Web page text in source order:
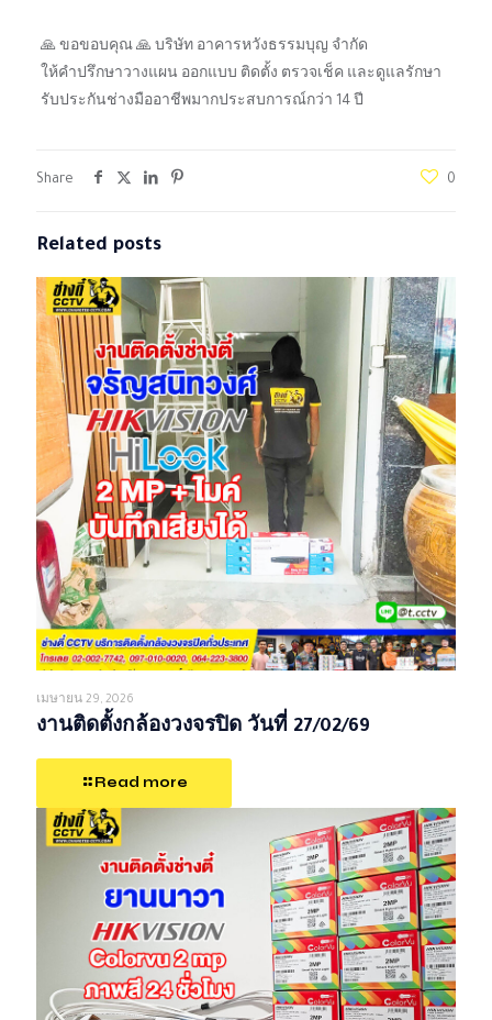
🙏 ขอขอบคุณ 🙏 บริษัท อาคารหวังธรรมบุญ จำกัด
ให้คำปรึกษาวางแผน ออกแบบ ติดตั้ง ตรวจเช็ค และดูแลรักษา
รับประกันช่างมืออาชีพมากประสบการณ์กว่า 14 ปี
Share 0
Related posts
เมษายน 29, 2026
งานติดตั้งกล้องวงจรปิด วันที่ 27/02/69
Read more